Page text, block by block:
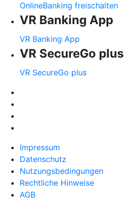
OnlineBanking freischalten
VR Banking App
VR Banking App
VR SecureGo plus
VR SecureGo plus
Impressum
Datenschutz
Nutzungsbedingungen
Rechtliche Hinweise
AGB